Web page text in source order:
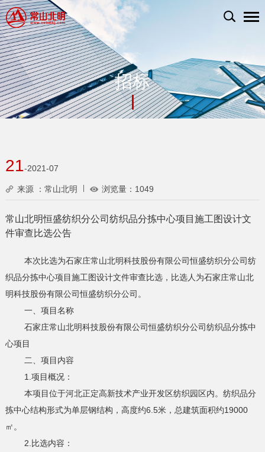
招标
21-2021-07
来源 ：常山北明 浏览量： 1049
常山北明恒盛纺织分公司纺织品分拣中心项目施工图设计文
件审查比选公告
本次比选为石家庄常山北明科技股份有限公司恒盛纺织分公司纺
织品分拣中心项目施工图设计文件审查比选，比选人为石家庄常山北
明科技股份有限公司恒盛纺织分公司。
一、项目名称
石家庄常山北明科技股份有限公司恒盛纺织分公司纺织品分拣中
心项目
二、项目内容
1.项目概况：
本项目位于河北正定高新技术产业开发区纺织园区内。纺织品分
拣中心结构形式为单层钢结构，高度约6.5米，总建筑面积约19000
㎡。
2.比选内容：